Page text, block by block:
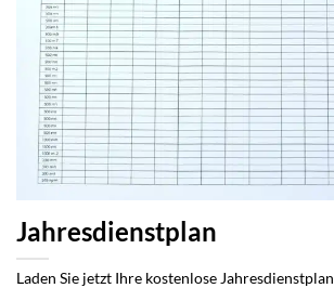
Jahresdienstplan
Laden Sie jetzt Ihre kostenlose